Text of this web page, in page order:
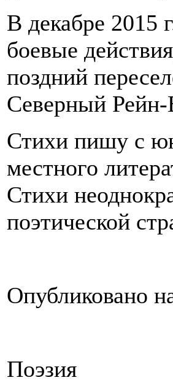
В декабре 2015
боевые
поздний
Северный
Стихи пишу с
местного
Стихи
поэтической
Опубликовано
Поэзия